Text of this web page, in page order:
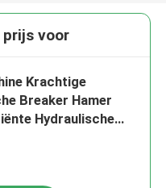
prijs voor
Krachtige
Breaker Hamer
Hydraulische